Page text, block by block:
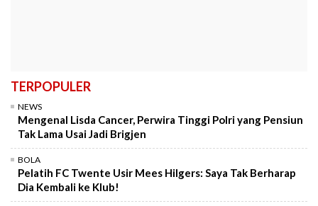
TERPOPULER
NEWS
Mengenal Lisda Cancer, Perwira Tinggi Polri yang Pensiun
Tak Lama Usai Jadi Brigjen
BOLA
Pelatih FC Twente Usir Mees Hilgers: Saya Tak Berharap
Dia Kembali ke Klub!